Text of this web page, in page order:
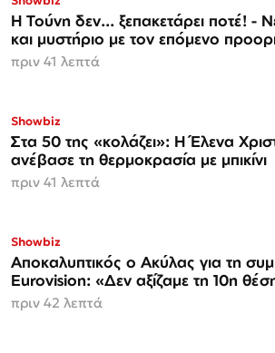
Η Τούνη δεν... ξεπακετάρει ποτέ! - Νέα απόδραση
και μυστήριο με τον επόμενο
πριν 41 λεπτά
Showbiz
Στα 50 της «κολάζει»: Η Έλενα
ανέβασε τη θερμοκρασία με μπικίνι
πριν 41 λεπτά
Showbiz
Αποκαλυπτικός ο Ακύλας για τη
Eurovision: «Δεν αξίζαμε τη 10η
πριν 42 λεπτά